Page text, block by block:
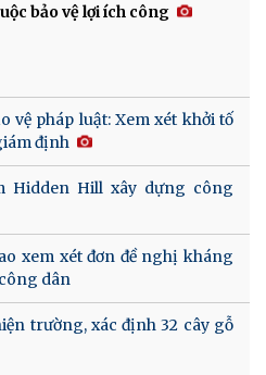
bảo vệ lợi ích công
vệ pháp luật: Xem xét khởi tố
định
Hidden Hill xây dựng công
xem xét đơn đề nghị kháng
dân
trường, xác định 32 cây gỗ